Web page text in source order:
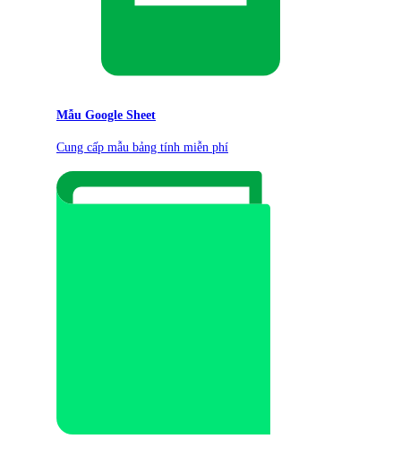
Mẫu Google Sheet
Cung cấp mẫu bảng tính miễn phí